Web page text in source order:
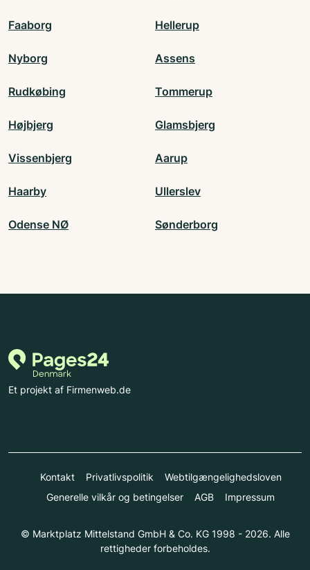
Faaborg Hellerup
Nyborg Assens
Rudkøbing Tommerup
Højbjerg Glamsbjerg
Vissenbjerg Aarup
Haarby Ullerslev
Odense NØ Sønderborg
Et projekt af Firmenweb.de
Kontakt Privatlivspolitik
Webtilgængelighedsloven
Generelle vilkår og betingelser
AGB Impressum
© Marktplatz Mittelstand GmbH & Co. KG 1998 - 2026. Alle
rettigheder forbeholdes.